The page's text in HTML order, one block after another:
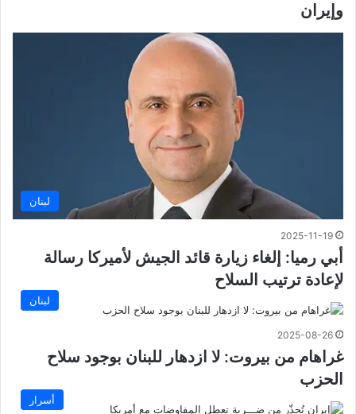
وإيران
لبنان
2025-11-19
أبي رميا: إلغاء زيارة قائد الجيش لأميركا رسالة
لإعادة ترتيب السلاح
لبنان
2025-08-26
غراهام من بيروت: لا ازدهار للبنان بوجود سلاح
الحزب
أسرار